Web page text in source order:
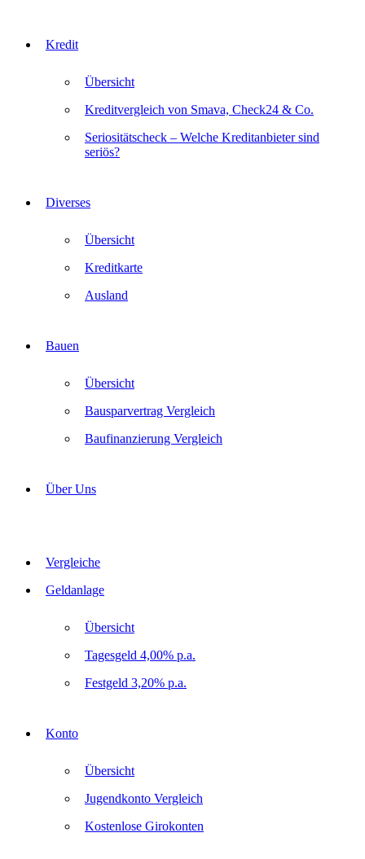
Kredit
Übersicht
Kreditvergleich von Smava, Check24 & Co.
Seriositätscheck – Welche Kreditanbieter sind
seriös?
Diverses
Übersicht
Kreditkarte
Ausland
Bauen
Übersicht
Bausparvertrag Vergleich
Baufinanzierung Vergleich
Über Uns
Vergleiche
Geldanlage
Übersicht
Tagesgeld 4,00% p.a.
Festgeld 3,20% p.a.
Konto
Übersicht
Jugendkonto Vergleich
Kostenlose Girokonten